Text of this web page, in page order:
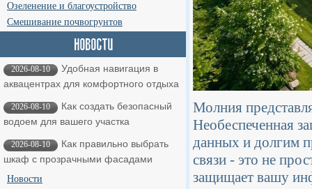
Озеленение и благоустройство
Смешивание почвогрунтов
2026-08-10
Удобная навигация в
аквацентрах для комфортного отдыха
2026-08-10
Как создать безопасный
водоем для вашего участка
2026-08-10
Как правильно выбрать
шкаф с прозрачными фасадами
Новости
Молния
Необеспеченная
данных и долгим
связи - это не
защищает вашу